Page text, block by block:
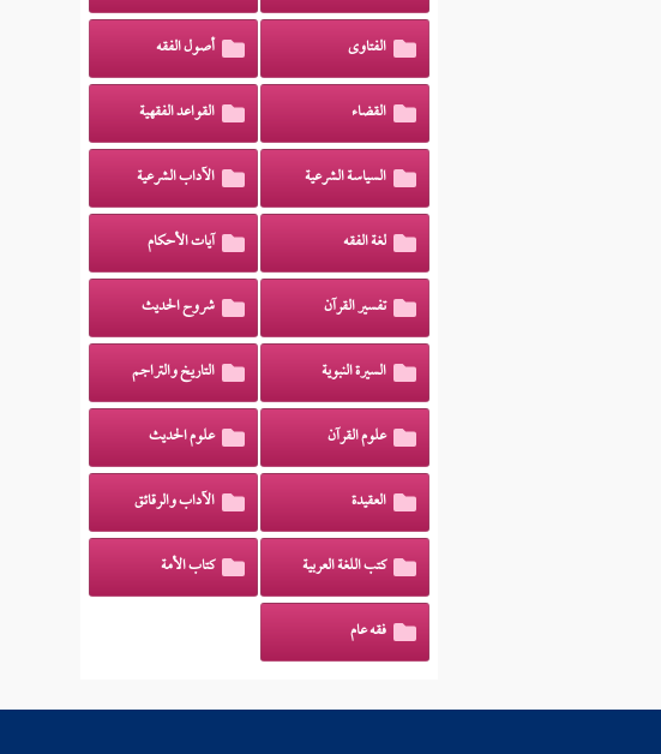
الفتاوى أصول الفقه
القضاء القواعد الفقهية
السياسة الشرعية الآداب الشرعية
لغة الفقه آيات الأحكام
تفسير القرآن شروح الحديث
السيرة النبوية التاريخ والتراجم
علوم القرآن علوم الحديث
العقيدة الآداب والرقائق
كتب اللغة العربية كتاب الأمة
فقه عام